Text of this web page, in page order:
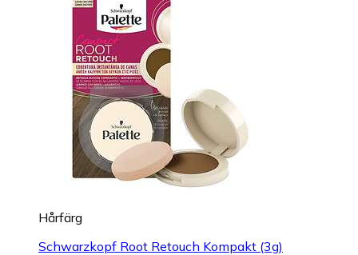
Hårfärg
Schwarzkopf Root Retouch Kompakt (3g)